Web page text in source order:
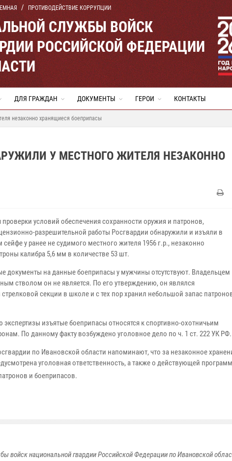
ПРОТИВОДЕЙСТВИЕ КОРРУПЦИИ
СЛУЖБЫ ВОЙСК
РОССИЙСКОЙ ФЕДЕРАЦИИ
ДЛЯ ГРАЖДАН ДОКУМЕНТЫ ГЕРОИ КОНТАКТЫ
незаконно хранящиеся боеприпасы
У МЕСТНОГО ЖИТЕЛЯ НЕЗАКОННО
условий обеспечения сохранности оружия и патронов,
разрешительной работы Росгвардии обнаружили и изъяли в
у ранее не судимого местного жителя 1956 г.р., незаконно
калибра 5,6 мм в количестве 53 шт.
документы на данные боеприпасы у мужчины отсутствуют. Владельцем
стволом он не является. По его утверждению, он являлся
стрелковой секции в школе и с тех пор хранил небольшой запас
изъятые боеприпасы относятся к спортивно-охотничьим
По данному факту возбуждено уголовное дело по ч. 1 ст. 222 УК РФ.
по Ивановской области напоминают, что за незаконное
уголовная ответственность, а также о действующей
и боеприпасов.
войск национальной гвардии Российской Федерации по Ивановской